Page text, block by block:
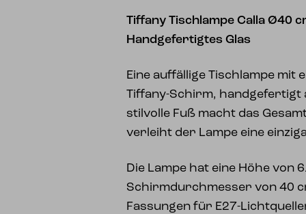
Tiffany Tischlampe Calla Ø40
Handgefertigtes Glas
Eine auffällige Tischlampe mit
Tiffany-Schirm, handgefertigt
stilvolle Fuß macht das
verleiht der Lampe eine
Die Lampe hat eine Höhe von
Schirmdurchmesser von 40
Fassungen für E27-